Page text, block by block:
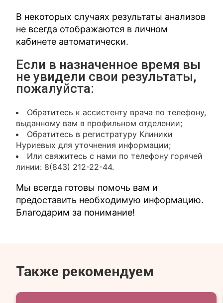
В некоторых случаях результаты анализов
не всегда отображаются в личном
кабинете автоматически.
Если в назначенное время вы
не увидели свои результаты,
пожалуйста:
Обратитесь к ассистенту врача по телефону,
выданному вам в профильном отделении;
Обратитесь в регистратуру Клиники
Нуриевых для уточнения информации;
Или свяжитесь с нами по телефону горячей
линии: 8(843) 212-22-44.
Мы всегда готовы помочь вам и
предоставить необходимую информацию.
Благодарим за понимание!
Также рекомендуем